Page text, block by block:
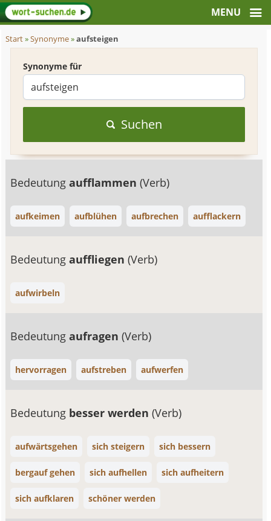
Start»Synonyme»aufsteigen
Synonyme für
Suchen
Bedeutungaufflammen(Verb)
aufkeimen aufblühen aufbrechen aufflackern
Bedeutungauffliegen(Verb)
aufwirbeln
Bedeutungaufragen(Verb)
hervorragen aufstreben aufwerfen
Bedeutung besser werden(Verb)
aufwärtsgehen sich steigern sich bessern
bergauf gehen sich aufhellen sich aufheitern
sich aufklaren schöner werden